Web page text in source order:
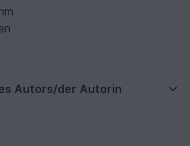
Autors/der Autorin